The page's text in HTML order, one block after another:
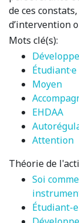
de ces
d’intervention
Mots clé(s):
Étudiant·e
Moyen
EHDAA
Attention
Théorie de
Soi comme
Étudiant-e